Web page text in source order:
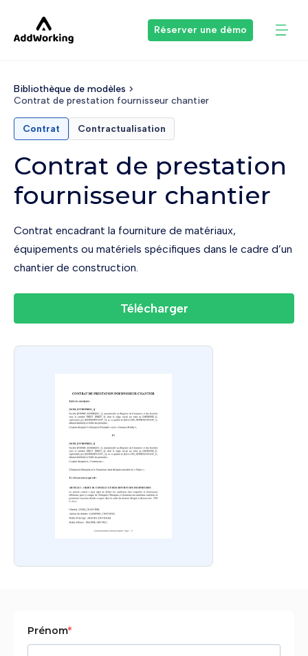
Réserver une démo
Bibliothèque de modèles
Contrat de prestation fournisseur chantier
Contrat Contractualisation
Contrat de prestation
fournisseur chantier
Contrat encadrant la fourniture de matériaux,
équipements ou matériels spécifiques dans le cadre d’un
chantier de construction.
Télécharger
Prénom